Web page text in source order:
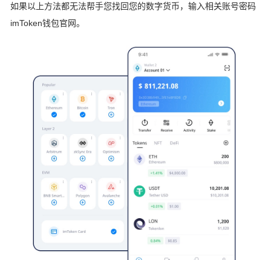
如果以上方法都无法帮手您找回您的数字货币，输入相关账号密码
imToken钱包官网。